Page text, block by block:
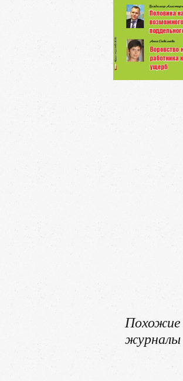
Похожие
журналы